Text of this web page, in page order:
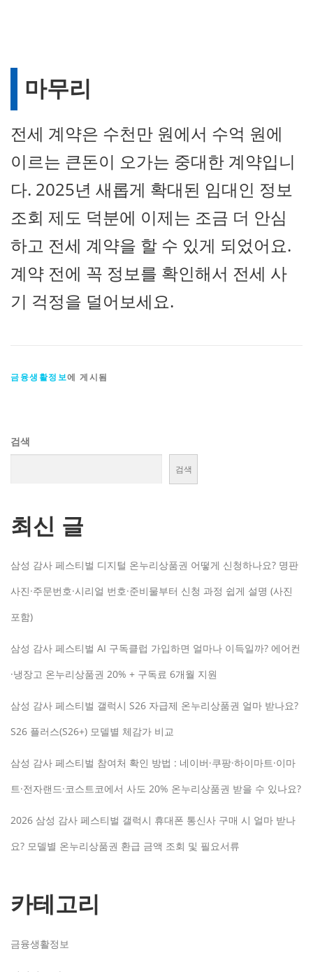
마무리
전세 계약은 수천만 원에서 수억 원에
이르는 큰돈이 오가는 중대한 계약입니
다. 2025년 새롭게 확대된 임대인 정보
조회 제도 덕분에 이제는 조금 더 안심
하고 전세 계약을 할 수 있게 되었어요.
계약 전에 꼭 정보를 확인해서 전세 사
기 걱정을 덜어보세요.
금융생활정보에 게시됨
검색
검색
최신 글
삼성 감사 페스티벌 디지털 온누리상품권 어떻게 신청하나요? 명판
사진·주문번호·시리얼 번호·준비물부터 신청 과정 쉽게 설명 (사진
포함)
삼성 감사 페스티벌 AI 구독클럽 가입하면 얼마나 이득일까? 에어컨
·냉장고 온누리상품권 20% + 구독료 6개월 지원
삼성 감사 페스티벌 갤럭시 S26 자급제 온누리상품권 얼마 받나요?
S26 플러스(S26+) 모델별 체감가 비교
삼성 감사 페스티벌 참여처 확인 방법 : 네이버·쿠팡·하이마트·이마
트·전자랜드·코스트코에서 사도 20% 온누리상품권 받을 수 있나요?
2026 삼성 감사 페스티벌 갤럭시 휴대폰 통신사 구매 시 얼마 받나
요? 모델별 온누리상품권 환급 금액 조회 및 필요서류
카테고리
금융생활정보